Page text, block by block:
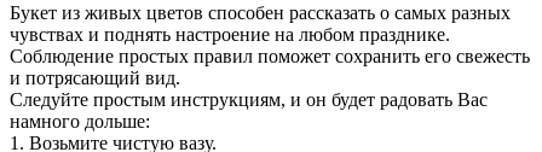
Букет из живых цветов способен рассказать о самых разных
чувствах и поднять настроение на любом празднике.
Соблюдение простых правил поможет сохранить его свежесть
и потрясающий вид.
Следуйте простым инструкциям, и он будет радовать Вас
намного дольше:
1. Возьмите чистую вазу.